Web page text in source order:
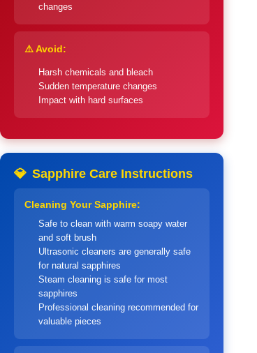
changes
⚠️ Avoid:
Harsh chemicals and bleach
Sudden temperature changes
Impact with hard surfaces
💎 Sapphire Care Instructions
Cleaning Your Sapphire:
Safe to clean with warm soapy water
and soft brush
Ultrasonic cleaners are generally safe
for natural sapphires
Steam cleaning is safe for most
sapphires
Professional cleaning recommended for
valuable pieces